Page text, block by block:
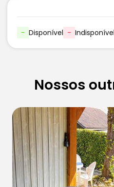
- Disponível - Indisponível
Nossos